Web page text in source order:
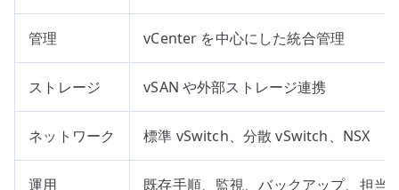
管理 vCenter を中心にした統合管理
ストレージ vSAN や外部ストレージ連携
ネットワーク 標準 vSwitch、分散 vSwitch、NSX
運用 既存手順、監視、バックアップ、担当